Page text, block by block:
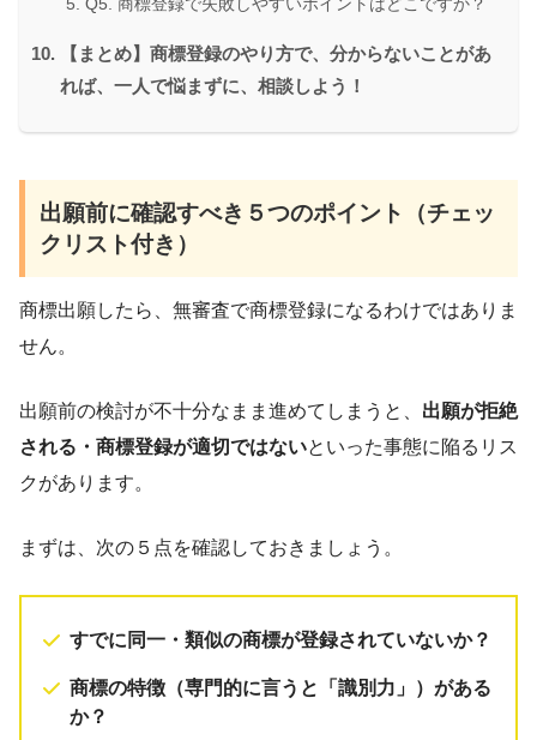
【まとめ】商標登録のやり方で、分からないことがあ
れば、一人で悩まずに、相談しよう！
出願前に確認すべき５つのポイント（チェッ
クリスト付き）
商標出願したら、無審査で商標登録になるわけではありま
せん。
出願前の検討が不十分なまま進めてしまうと、 出願が拒絶
される・商標登録が適切ではないといった事態に陥るリス
クがあります。
まずは、次の５点を確認しておきましょう。
すでに同一・類似の商標が登録されていないか？
商標の特徴（専門的に言うと「識別力」）がある
か？